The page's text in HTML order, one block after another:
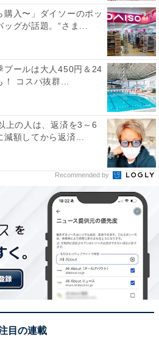
「商品が1つしか入っていな
あった場合、出品者は確認のし
してしまうと、そのようなトラ
カリからのサポートや補償が受
です。
するのはNG
めに、購入者に確認をせずに1
購入〜」ダイソーのポッ
グが話題。“さま...
プールは大人450円＆24
コスパ抜群...
上の人は、返済を3～6
額してから返済...
Recommended by
目の連載